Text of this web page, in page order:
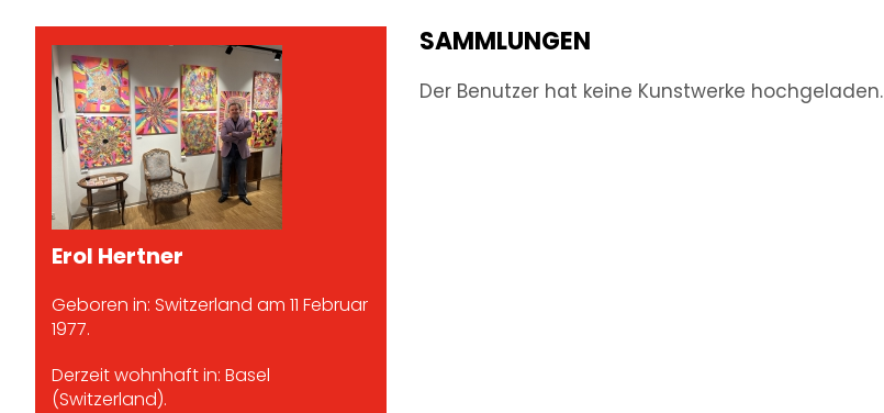
Erol Hertner
Geboren in: Switzerland am 11 Februar
1977.
Derzeit wohnhaft in: Basel
(Switzerland).
SAMMLUNGEN
Der Benutzer hat keine Kunstwerke hochgeladen.